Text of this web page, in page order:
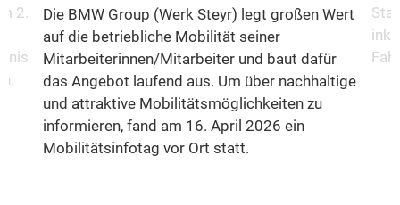
2.
Die BMW Group (Werk Steyr) legt großen Wert
auf die betriebliche Mobilität seiner
Mitarbeiterinnen/Mitarbeiter und baut dafür
das Angebot laufend aus. Um über nachhaltige
und attraktive Mobilitätsmöglichkeiten zu
informieren, fand am 16. April 2026 ein
Mobilitätsinfotag vor Ort statt.